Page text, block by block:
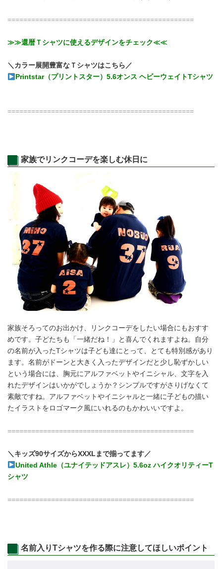
===============================================
≫≫還暦Ｔシャツに使えるデザインをチェック≪≪
＼カラー展開豊富なＴシャツはこちら／
Printstar（プリントスター）5.6オンス ヘビーウェイトTシャツ
===============================================
家族でリンクコーデを楽しむ休日に
家族そろってのお出かけ、リンクコーデをしたい場合にもおすす
めです。子どたちも「一緒だね！」と喜んでくれますよね。自分
の名前が入ったTシャツは子ども達にとって、とても特別感があり
ます。名前がドーンと大きく入ったデザインだと少し恥ずかしい
という場合には、胸元にアルファベットやイニシャル、文字を入
れたデザインはいかがでしょうか？シンプルですがさりげなくて
素敵ですね。アルファベットやイニシャルと一緒に子どもの描い
たイラストをロゴマーク風にいれるのもかわいいですよ。
===============================================
＼キッズ90サイズからXXXLまで揃ってます／
United Athle（ユナイテッドアスレ）5.6oz ハイクオリティーT
シャツ
===============================================
名前入りTシャツを作る際に注意してほしいポイント